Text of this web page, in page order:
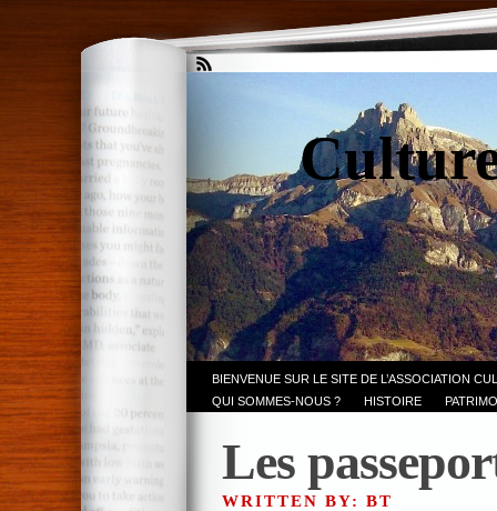
BIENVENUE SUR LE SITE DE L’ASSOCIATION
QUI SOMMES-NOUS ?
HISTOIRE
Les
WRITTEN BY: BT